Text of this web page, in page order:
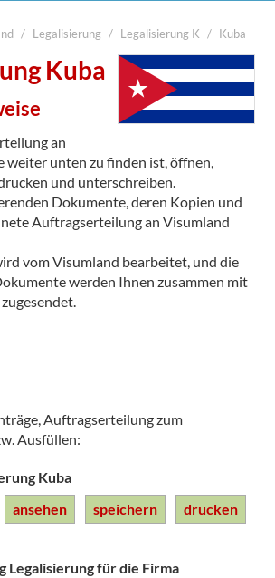
suchen


Legalisierung Legalisierung K Kuba
Kuba
an
weiter unten zu finden ist, öffnen,
und unterschreiben.
Dokumente, deren Kopien und
Auftragserteilung an Visumland
vom Visumland bearbeitet, und die
werden Ihnen zusammen mit
Auftragserteilung zum
Ausfüllen:
Kuba
ansehen
speichern drucken
Legalisierung für die Firma